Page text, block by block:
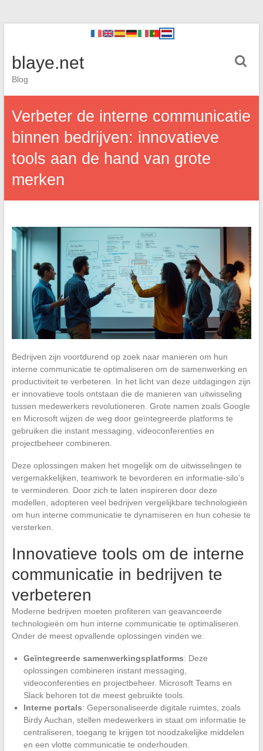
blaye.net
Blog
Verbeter de interne communicatie
binnen bedrijven: innovatieve
tools aan de hand van grote
merken
Bedrijven zijn voortdurend op zoek naar manieren om hun
interne communicatie te optimaliseren om de samenwerking en
productiviteit te verbeteren. In het licht van deze uitdagingen zijn
er innovatieve tools ontstaan die de manieren van uitwisseling
tussen medewerkers revolutioneren. Grote namen zoals Google
en Microsoft wijzen de weg door geïntegreerde platforms te
gebruiken die instant messaging, videoconferenties en
projectbeheer combineren.
Deze oplossingen maken het mogelijk om de uitwisselingen te
vergemakkelijken, teamwork te bevorderen en informatie-silo’s
te verminderen. Door zich te laten inspireren door deze
modellen, adopteren veel bedrijven vergelijkbare technologieën
om hun interne communicatie te dynamiseren en hun cohesie te
versterken.
Innovatieve tools om de interne
communicatie in bedrijven te
verbeteren
Moderne bedrijven moeten profiteren van geavanceerde
technologieën om hun interne communicatie te optimaliseren.
Onder de meest opvallende oplossingen vinden we:
Geïntegreerde samenwerkingsplatforms: Deze
oplossingen combineren instant messaging,
videoconferenties en projectbeheer. Microsoft Teams en
Slack behoren tot de meest gebruikte tools.
Interne portals: Gepersonaliseerde digitale ruimtes, zoals
Birdy Auchan, stellen medewerkers in staat om informatie te
centraliseren, toegang te krijgen tot noodzakelijke middelen
en een vlotte communicatie te onderhouden.